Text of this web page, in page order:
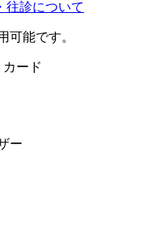
往診について
可能です。